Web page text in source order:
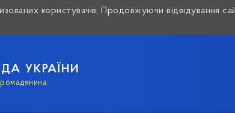
користувачів. Продовжуючи відвідування
УКРАЇНИ